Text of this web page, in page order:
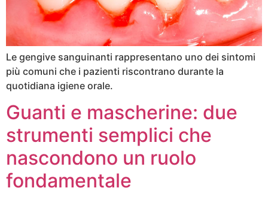
Le gengive sanguinanti rappresentano uno dei sintomi
più comuni che i pazienti riscontrano durante la
quotidiana igiene orale.
Guanti e mascherine: due
strumenti semplici che
nascondono un ruolo
fondamentale